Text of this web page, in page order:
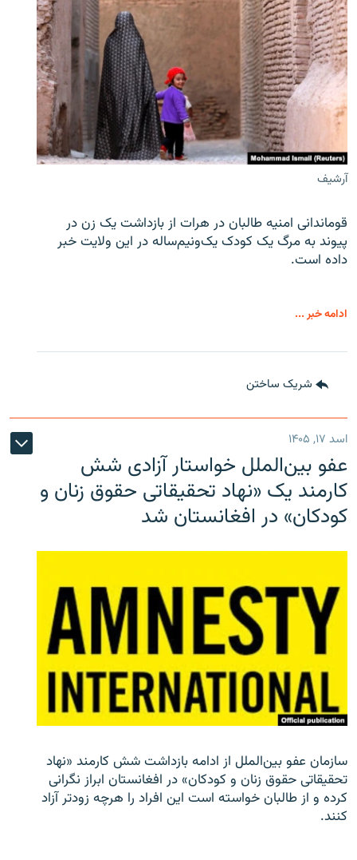
آرشیف
قوماندانی امنیه طالبان در هرات از بازداشت یک زن در
پیوند به مرگ یک کودک یک‌ونیم‌ساله در این ولایت خبر
داده است.
ادامه خبر ...
شریک ساختن
اسد ۱۷, ۱۴۰۵
عفو بین‌الملل خواستار آزادی شش
کارمند یک «نهاد تحقیقاتی حقوق زنان و
کودکان» در افغانستان شد
سازمان عفو بین‌الملل از ادامه بازداشت شش کارمند «نهاد
تحقیقاتی حقوق زنان و کودکان» در افغانستان ابراز نگرانی
کرده و از طالبان خواسته است این افراد را هرچه زودتر آزاد
کنند.